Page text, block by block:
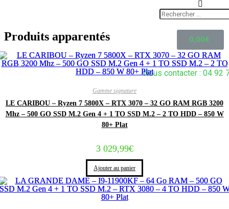
0,00€
Nous contacter : 04 92
Produits apparentés
Gamme signature
LE CARIBOU – Ryzen 7 5800X – RTX 3070 – 32 GO RAM RGB 3200
Mhz – 500 GO SSD M.2 Gen 4 + 1 TO SSD M.2 – 2 TO HDD – 850 W
80+ Plat
3 029,99€
Ajouter au panier